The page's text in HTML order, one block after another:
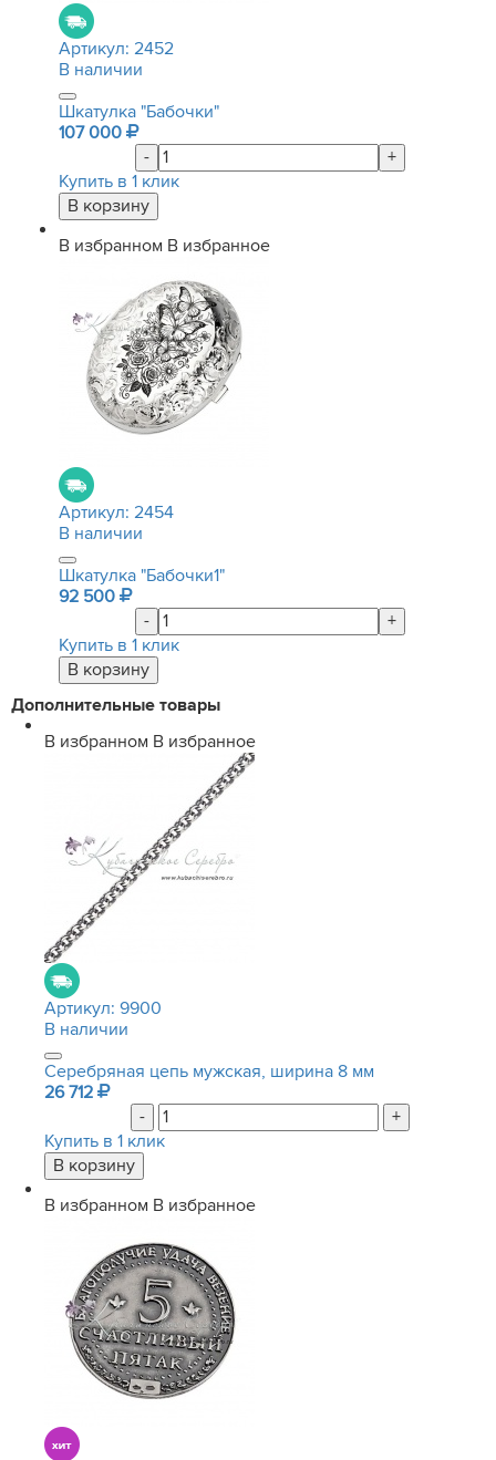
Артикул: 2452
В наличии
Шкатулка "Бабочки"
107 000
-
+
Купить в 1 клик
В избранном В избранное
Артикул: 2454
В наличии
Шкатулка "Бабочки1"
92 500
-
+
Купить в 1 клик
Дополнительные товары
В избранном В избранное
Артикул: 9900
В наличии
Серебряная цепь мужская, ширина 8 мм
26 712
-
+
Купить в 1 клик
В избранном В избранное